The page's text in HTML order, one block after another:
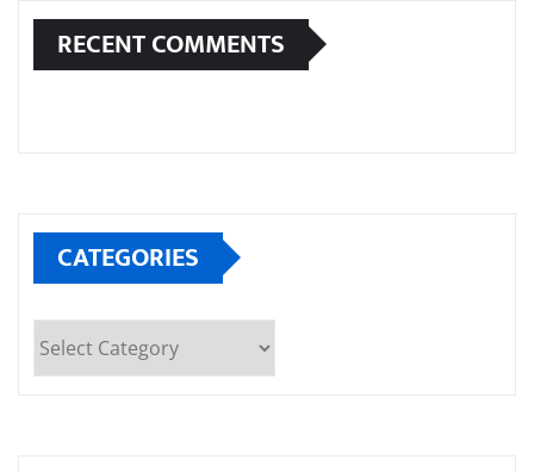
RECENT COMMENTS
CATEGORIES
Categories